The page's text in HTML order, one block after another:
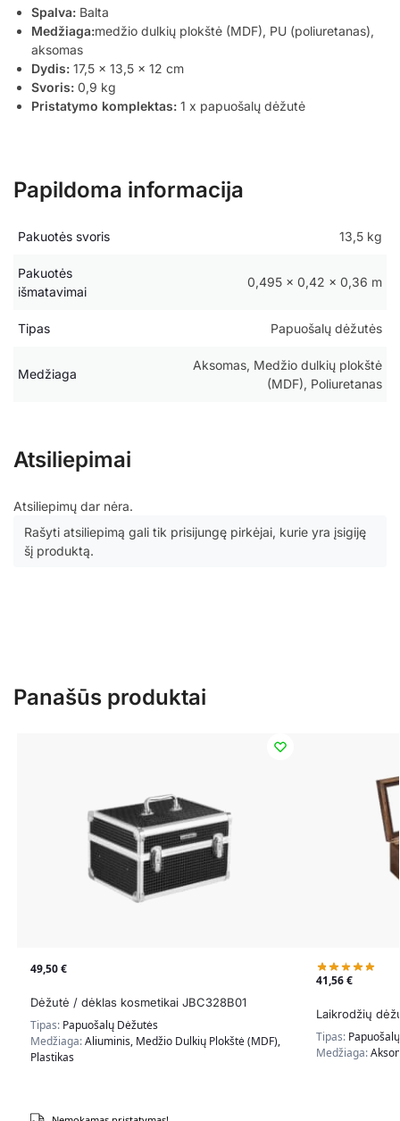
Spalva: Balta
Medžiaga:medžio dulkių plokštė (MDF), PU (poliuretanas),
aksomas
Dydis: 17,5 x 13,5 x 12 cm
Svoris: 0,9 kg
Pristatymo komplektas: 1 x papuošalų dėžutė
Papildoma informacija
Pakuotės svoris 13,5 kg
Pakuotės
išmatavimai
0,495 × 0,42 × 0,36 m
Tipas Papuošalų dėžutės
Medžiaga
Aksomas, Medžio dulkių plokštė
(MDF), Poliuretanas
Atsiliepimai
Atsiliepimų dar nėra.
Rašyti atsiliepimą gali tik prisijungę pirkėjai, kurie yra įsigiję
šį produktą.
Panašūs produktai
49,50€
Dėžutė / dėklas kosmetikai JBC328B01
Tipas: Papuošalų Dėžutės
Medžiaga:Aliuminis, Medžio Dulkių Plokštė (MDF),
Plastikas
41,56€
Laikrodžių
Tipas:
Medžiaga: